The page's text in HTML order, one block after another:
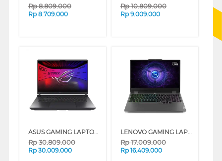
Rp8.809.000
Rp 8.709.000
Rp10.809.000
Rp 9.009.000
ASUS GAMING LAPTOP NOTEBOOK ROG G615JHR-I7N55C6G-HM INTEL CORE I7-14650HX
Rp30.809.000
Rp 30.009.000
LENOVO GAMING LAPTOP NOTEBOOK LOQ 15ARP10E AMD RYZEN 7-7735HS
Rp17.009.000
Rp 16.409.000